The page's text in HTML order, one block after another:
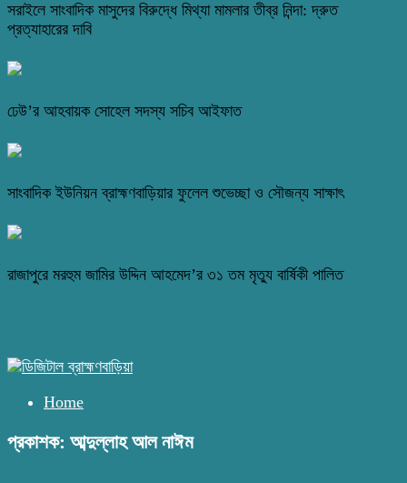
সরাইলে সাংবাদিক মাসুদের বিরুদ্ধে মিথ্যা মামলার তীব্র নিন্দা: দ্রুত
প্রত্যাহারের দাবি
ঢেউ’র আহবায়ক সোহেল সদস্য সচিব আইফাত
সাংবাদিক ইউনিয়ন ব্রাহ্মণবাড়িয়ার ফুলেল শুভেচ্ছা ও সৌজন্য সাক্ষাৎ
রাজাপুরে মরহুম জামির উদ্দিন আহমেদ’র ৩১ তম মৃত্যু বার্ষিকী পালিত
Home
প্রকাশক: আব্দুল্লাহ আল নাঈম